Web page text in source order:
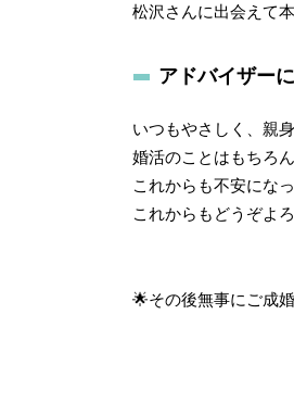
松沢さんに出会えて
アドバイザー
いつもやさしく、親
婚活のことはもちろ
これからも不安にな
これからもどうぞよ
🌟その後無事にご成